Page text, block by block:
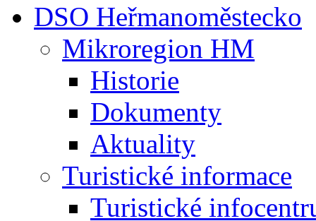
DSO Heřmanoměstecko
Mikroregion HM
Historie
Dokumenty
Aktuality
Turistické informace
Turistické